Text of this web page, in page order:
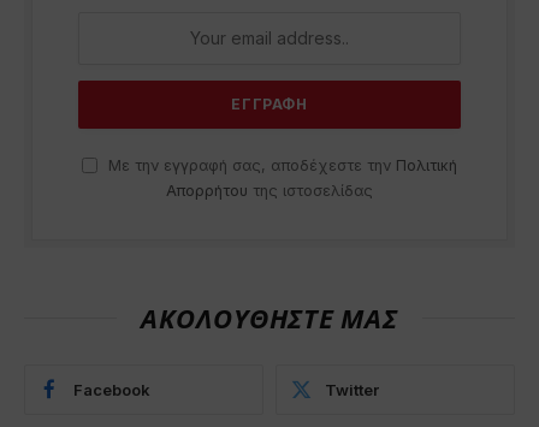
Με την εγγραφή σας, αποδέχεστε την Πολιτική
Απορρήτου της ιστοσελίδας
ΑΚΟΛΟΥΘΗΣΤΕ ΜΑΣ
Facebook Twitter